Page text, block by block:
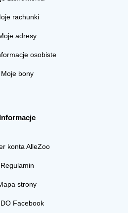
rachunki
adresy
osobiste
Moje bony
Informacje
konta AlleZoo
Regulamin
strony
Facebook